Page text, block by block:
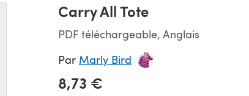
Carry All Tote
PDF téléchargeable, Anglais
Par Marly Bird
8,73 €